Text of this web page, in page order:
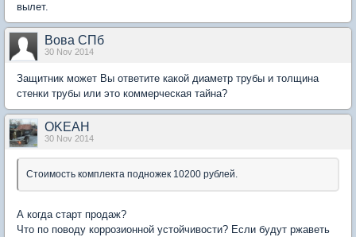
вылет.
Вова СПб
30 Nov 2014
Защитник может Вы ответите какой диаметр трубы и толщина
стенки трубы или это коммерческая тайна?
OKEAH
30 Nov 2014
Стоимость комплекта подножек 10200 рублей.
А когда старт продаж?
Что по поводу коррозионной устойчивости? Если будут ржаветь